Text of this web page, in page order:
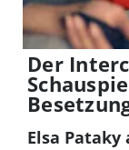
Der
Elsa Pataky